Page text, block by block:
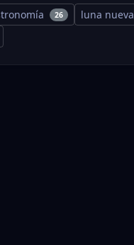
26 luna nueva